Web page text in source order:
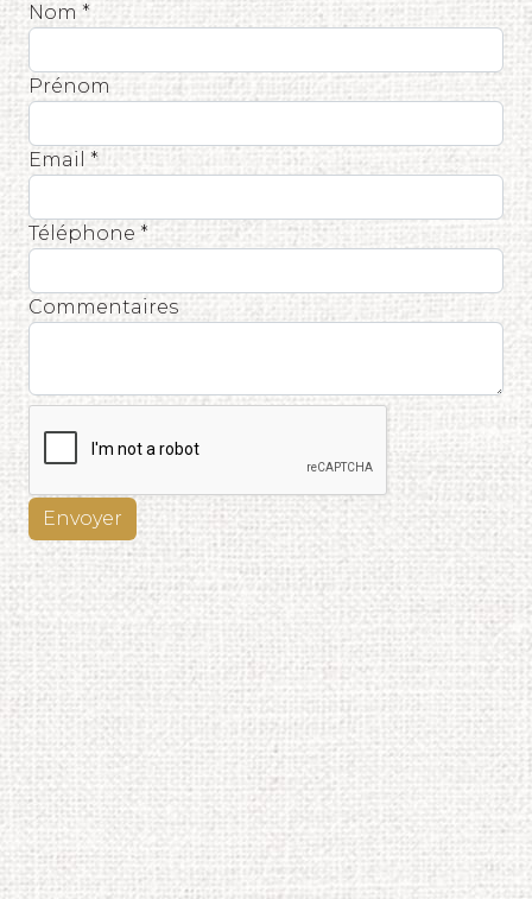
Nom *
Prénom
Email *
Téléphone *
Commentaires
Envoyer